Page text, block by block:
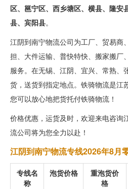
区、邕宁区、西乡塘区、横县、隆安
县、宾阳县。
江阴到南宁物流公司为工厂、贸易商
担、大件运输、普快特快、搬家搬厂
服务。在无锡、江阴、宜兴、常熟、
货，送货到指定地点。铁骑物流是江
您可以放心地把货托付铁骑物流！
价格优惠，运货及时，欢迎来电咨询
流公司将为您全力以赴！
江阴到南宁物流专线2026年8月
专线名
称
泡货价格
重泡货价
格